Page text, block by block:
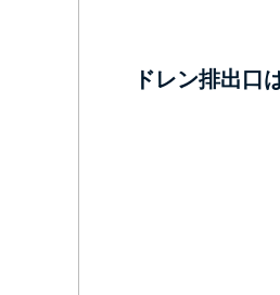
ドレン排出口